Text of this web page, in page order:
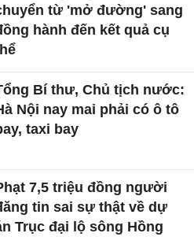
từ 'mở đường' sang
hành đến kết quả cụ
Bí thư, Chủ tịch nước:
Nội nay mai phải có ô tô
taxi bay
7,5 triệu đồng người
tin sai sự thật về dự
Trục đại lộ sông Hồng